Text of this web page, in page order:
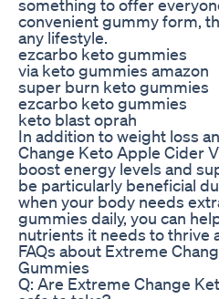
something to offer
convenient gummy form,
any lifestyle.
ezcarbo keto gummies
via keto gummies amazon
super burn keto gummies
ezcarbo keto gummies
keto blast oprah
In addition to weight loss
Change Keto Apple Cider
boost energy levels and
be particularly beneficial
when your body needs
gummies daily, you can
nutrients it needs to thrive
FAQs about Extreme
Gummies
Q: Are Extreme Change